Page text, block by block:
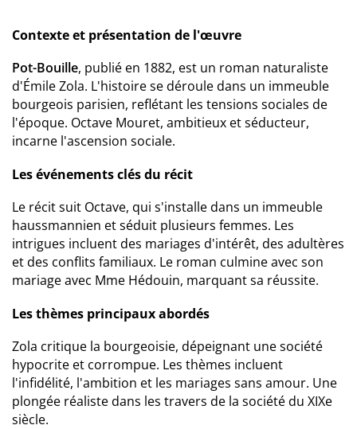
Contexte et présentation de l'œuvre
Pot-Bouille, publié en 1882, est un roman naturaliste
d'Émile Zola. L'histoire se déroule dans un immeuble
bourgeois parisien, reflétant les tensions sociales de
l'époque. Octave Mouret, ambitieux et séducteur,
incarne l'ascension sociale.
Les événements clés du récit
Le récit suit Octave, qui s'installe dans un immeuble
haussmannien et séduit plusieurs femmes. Les
intrigues incluent des mariages d'intérêt, des adultères
et des conflits familiaux. Le roman culmine avec son
mariage avec Mme Hédouin, marquant sa réussite.
Les thèmes principaux abordés
Zola critique la bourgeoisie, dépeignant une société
hypocrite et corrompue. Les thèmes incluent
l'infidélité, l'ambition et les mariages sans amour. Une
plongée réaliste dans les travers de la société du XIXe
siècle.